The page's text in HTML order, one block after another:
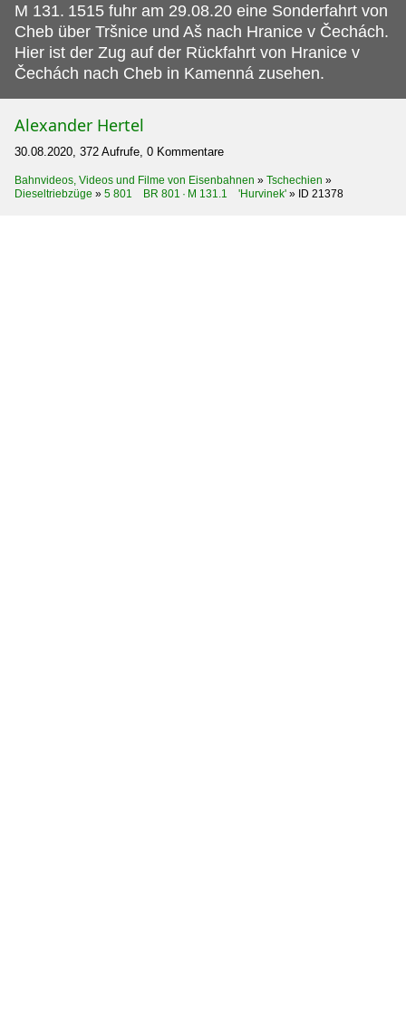
M 131. 1515 fuhr am 29.08.20 eine Sonderfahrt von
Cheb über Tršnice und Aš nach Hranice v Čechách.
Hier ist der Zug auf der Rückfahrt von Hranice v
Čechách nach Cheb in Kamenná zusehen.
Alexander Hertel
30.08.2020, 372 Aufrufe, 0 Kommentare
Bahnvideos, Videos und Filme von Eisenbahnen » Tschechien »
Dieseltriebzüge » 5 801 BR 801 · M 131.1 'Hurvinek' » ID 21378